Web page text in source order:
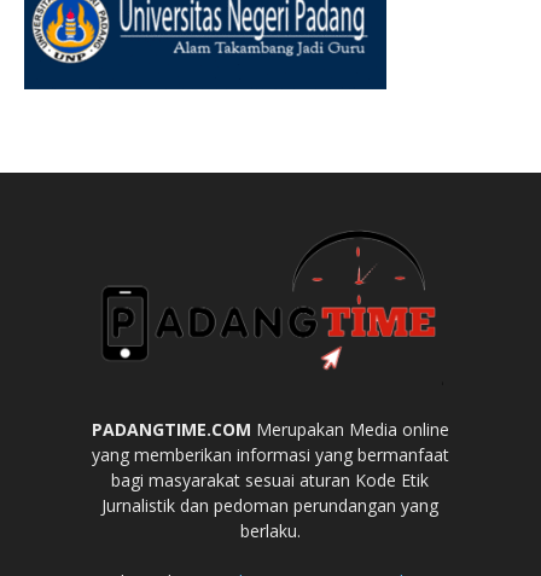
PADANGTIME.COM Merupakan Media online
yang memberikan informasi yang bermanfaat
bagi masyarakat sesuai aturan Kode Etik
Jurnalistik dan pedoman perundangan yang
berlaku.